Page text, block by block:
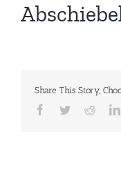
Share This Story,
Facebook
TwitterReddit